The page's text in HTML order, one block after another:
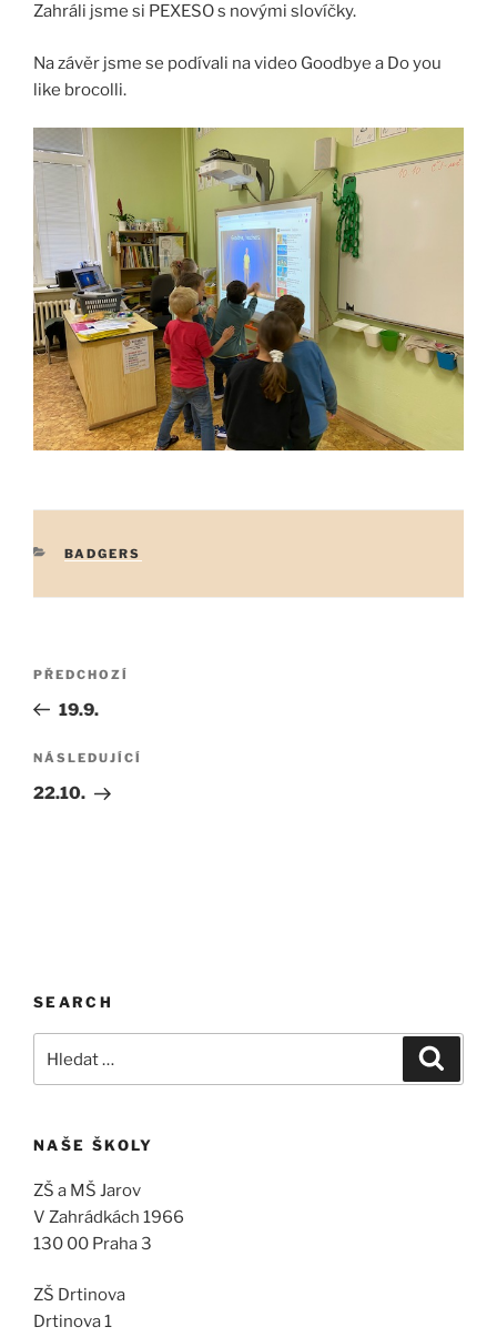
Zahráli jsme si PEXESO s novými slovíčky.
Na závěr jsme se podívali na video Goodbye a Do you
like brocolli.
RUBRIKY
BADGERS
Navigace
příspěvek
Předchozí
příspěvek
PŘEDCHOZÍ
19.9.
Následující
příspěvek
NÁSLEDUJÍCÍ
22.10.
SEARCH
NAŠE ŠKOLY
ZŠ a MŠ Jarov
V Zahrádkách 1966
130 00 Praha 3
ZŠ Drtinova
Drtinova 1